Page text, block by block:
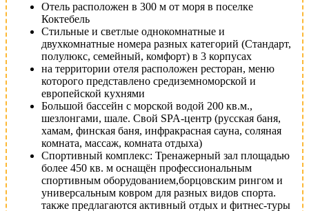
Отель расположен в 300 м от моря в поселке
Коктебель
Стильные и светлые однокомнатные и
двухкомнатные номера разных категорий (Стандарт,
полулюкс, семейный, комфорт) в 3 корпусах
на территории отеля расположен ресторан, меню
которого представлено средиземноморской и
европейской кухнями
Большой бассейн с морской водой 200 кв.м.,
шезлонгами, шале. Свой SPA-центр (русская баня,
хамам, финская баня, инфракрасная сауна, соляная
комната, массаж, комната отдыха)
Спортивный комплекс: Тренажерный зал площадью
более 450 кв. м оснащён профессиональным
спортивным оборудованием,борцовским рингом и
универсальным ковром для разных видов спорта.
также предлагаются активный отдых и фитнес-туры